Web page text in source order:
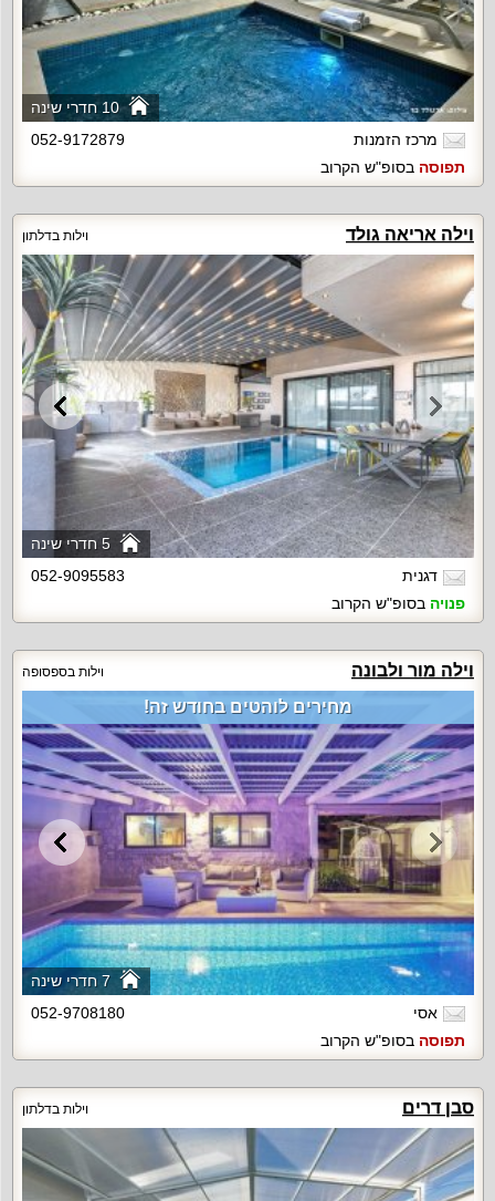
10 חדרי שינה
מרכז הזמנות
052-9172879
תפוסה בסופ"ש הקרוב
וילה אריאה גולד וילות בדלתון
5 חדרי שינה
דגנית
052-9095583
פנויה בסופ"ש הקרוב
וילה מור ולבונה וילות בספסופה
7 חדרי שינה
מחירים לוהטים בחודש זה!
אסי
052-9708180
תפוסה בסופ"ש הקרוב
סבן דרים וילות בדלתון